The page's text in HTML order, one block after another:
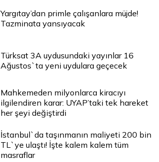
Yargıtay’dan primle çalışanlara müjde!
Tazminata yansıyacak
Türksat 3A uydusundaki yayınlar 16
Ağustos`ta yeni uydulara geçecek
Mahkemeden milyonlarca kiracıyı
ilgilendiren karar: UYAP’taki tek hareket
her şeyi değiştirdi
İstanbul`da taşınmanın maliyeti 200 bin
TL`ye ulaştı! İşte kalem kalem tüm
masraflar